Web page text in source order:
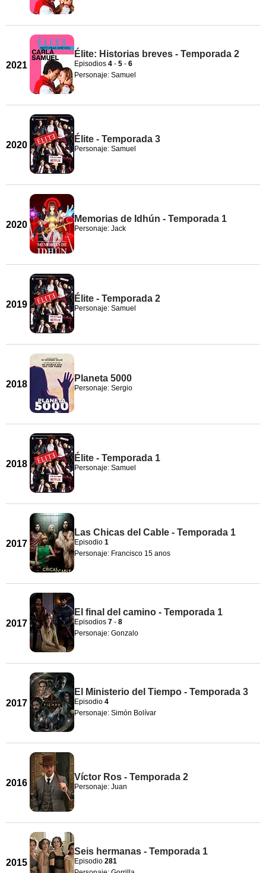
2021
Élite: Historias breves - Temporada 2
Episodios 4 - 5 - 6
Personaje: Samuel
2020
Élite - Temporada 3
Personaje: Samuel
2020
Memorias de Idhún - Temporada 1
Personaje: Jack
2019
Élite - Temporada 2
Personaje: Samuel
2018
Planeta 5000
Personaje: Sergio
2018
Élite - Temporada 1
Personaje: Samuel
2017
Las Chicas del Cable - Temporada 1
Episodio 1
Personaje: Francisco 15 anos
2017
El final del camino - Temporada 1
Episodios 7 - 8
Personaje: Gonzalo
2017
El Ministerio del Tiempo - Temporada 3
Episodio 4
Personaje: Simón Bolívar
2016
Víctor Ros - Temporada 2
Personaje: Juan
2015
Seis hermanas - Temporada 1
Episodio 281